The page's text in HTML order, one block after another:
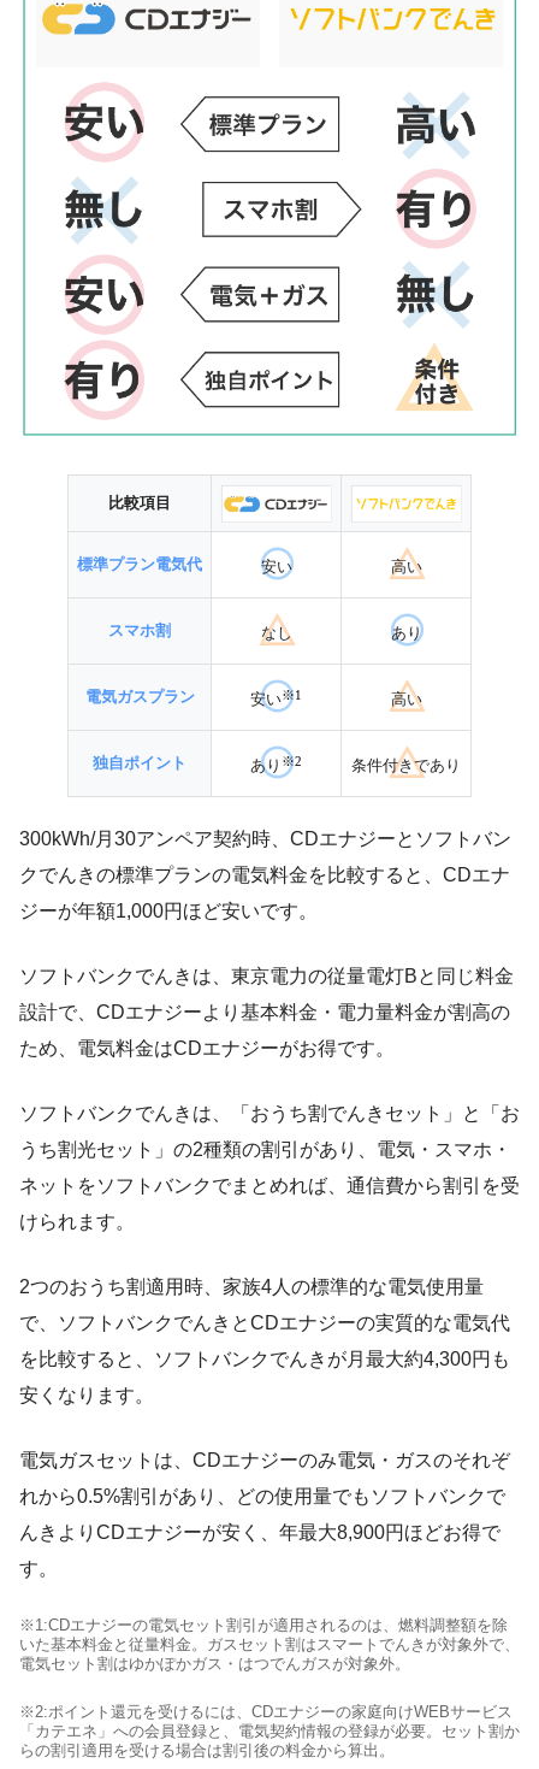
比較項目
標準プラン電気代 安い 高い
スマホ割 なし あり
電気ガスプラン 安い※1 高い
独自ポイント あり ※2 条件付きであり
300kWh/月30アンペア契約時、CDエナジーとソフトバン
クでんきの標準プランの電気料金を比較すると、CDエナ
ジーが年額1,000円ほど安いです。
ソフトバンクでんきは、東京電力の従量電灯Bと同じ料金
設計で、CDエナジーより基本料金・電力量料金が割高の
ため、電気料金はCDエナジーがお得です。
ソフトバンクでんきは、「おうち割でんきセット」と「お
うち割光セット」の2種類の割引があり、電気・スマホ・
ネットをソフトバンクでまとめれば、通信費から割引を受
けられます。
2つのおうち割適用時、家族4人の標準的な電気使用量
で、ソフトバンクでんきとCDエナジーの実質的な電気代
を比較すると、ソフトバンクでんきが月最大約4,300円も
安くなります。
電気ガスセットは、CDエナジーのみ電気・ガスのそれぞ
れから0.5%割引があり、どの使用量でもソフトバンクで
んきよりCDエナジーが安く、年最大8,900円ほどお得で
す。
※1:CDエナジーの電気セット割引が適用されるのは、燃料調整額を除
いた基本料金と従量料金。ガスセット割はスマートでんきが対象外で、
電気セット割はゆかぽかガス・はつでんガスが対象外。
※2:ポイント還元を受けるには、CDエナジーの家庭向けWEBサービス
「カテエネ」への会員登録と、電気契約情報の登録が必要。セット割か
らの割引適用を受ける場合は割引後の料金から算出。